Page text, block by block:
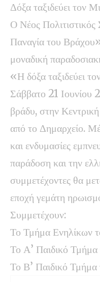
Δόξα ταξιδεύει τον
Ο Νέος
Παναγία του
μοναδική
«Η δόξα ταξιδεύει
Σάββατο 21
βράδυ, στην
από το Δημαρχείο.
και ενδυμασίες
παράδοση και την
συμμετέχοντες θα
εποχή γεμάτη
Συμμετέχουν:
Το Τμήμα Ενηλίκων
Το Α’ Παιδικό
Το Β’ Παιδικό